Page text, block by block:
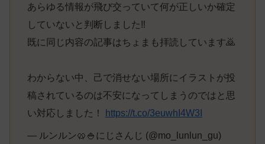
あらゆる情報が飛び交っていて何が正しいか確定
していないと判断しました‼️
既に同じ内容の記事はちょまも拝読しています🙇
わからない中、己で消せない場所にイラストが投
稿されているのは不安になってしまうのではと思
い対応しました！
https://t.co/3euwhI4W3I
— ルンルン🥨🍚にじさんじ (@mo_lunlun_gu)